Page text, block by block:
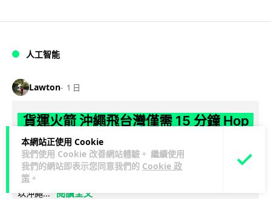
本網站正使用 Cookie
我們使用 Cookie 改善網站體驗。 繼續使用
我們的網站即表示您同意我們的 Cookie 政
策 。
人工智能
Lawton 1 日
貨運火箭 沖繩飛台灣僅需 15 分鐘 Hop
Aero 將 550 磅貨物運送至 725 公里外
【真正用火箭送貨】美國初創 Hop Aero 公開自動駕駛貨運火
箭，聲稱可在 15 分鐘內將 250 公斤物資投送 750 公里外，並
以沖繩... 閱讀全文